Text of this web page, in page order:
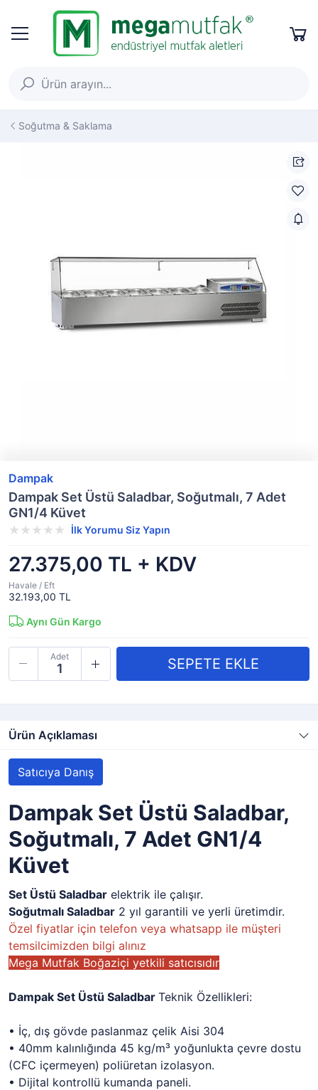
Soğutma & Saklama
Dampak
Dampak Set Üstü Saladbar, Soğutmalı, 7 Adet
GN1/4 Küvet
İlk Yorumu Siz Yapın
27.375,00 TL + KDV
Havale / Eft
32.193,00 TL
Aynı Gün Kargo
Adet
Ürün Açıklaması
Satıcıya Danış
Dampak Set Üstü Saladbar,
Soğutmalı, 7 Adet GN1/4
Küvet
Set Üstü Saladbar elektrik ile çalışır.
Soğutmalı Saladbar 2 yıl garantili ve yerli üretimdir.
Özel fiyatlar için telefon veya whatsapp ile müşteri
temsilcimizden bilgi alınız
Mega Mutfak Boğaziçi yetkili satıcısıdır
Dampak Set Üstü Saladbar Teknik Özellikleri:
• İç, dış gövde paslanmaz çelik Aisi 304
• 40mm kalınlığında 45 kg/m³ yoğunlukta çevre dostu
(CFC içermeyen) poliüretan izolasyon.
• Dijital kontrollü kumanda paneli.